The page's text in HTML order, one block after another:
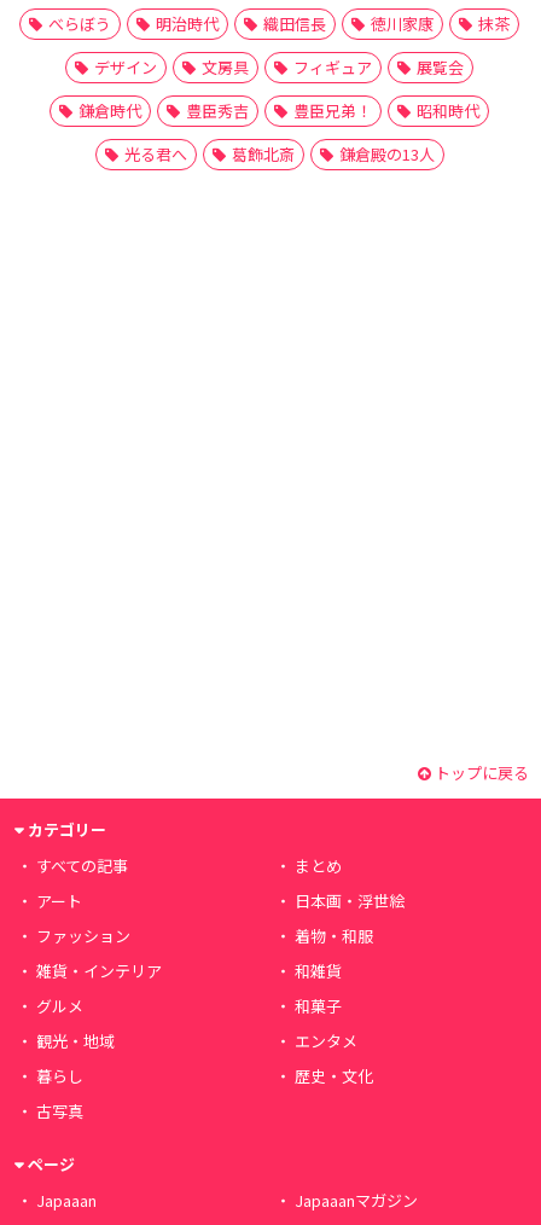
べらぼう
明治時代 織田信長 徳川家康
抹茶
デザイン
文房具 フィギュア
展覧会
鎌倉時代
豊臣秀吉 豊臣兄弟！
昭和時代
光る君へ
葛飾北斎 鎌倉殿の13人
トップに戻る
カテゴリー
すべての記事
まとめ
アート
日本画・浮世絵
ファッション
着物・和服
雑貨・インテリア
和雑貨
グルメ
和菓子
観光・地域
エンタメ
暮らし
歴史・文化
古写真
ページ
Japaaan
Japaaanマガジン